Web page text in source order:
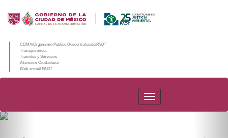
CDMX/Organismo Público Descentralizado/PAOT
Transparencia
Trámites y Servicios
Atención Ciudadana
Web e-mail PAOT
PAOT